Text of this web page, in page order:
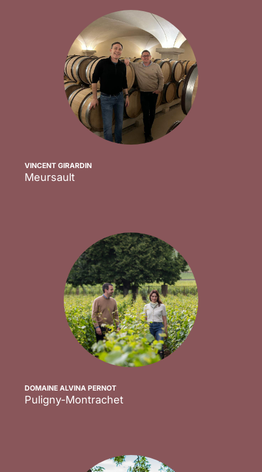
VINCENT GIRARDIN
Meursault
DOMAINE ALVINA PERNOT
Puligny-MontrachetScopri